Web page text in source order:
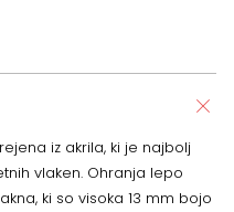
iz akrila, ki je najbolj
vlaken. Ohranja lepo
ki so visoka 13 mm bojo